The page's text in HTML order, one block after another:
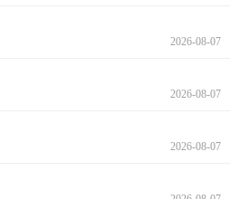
2026-08-07
2026-08-07
2026-08-07